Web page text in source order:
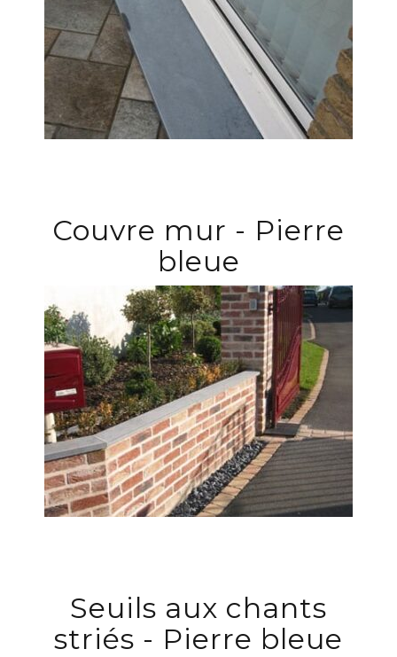
Couvre mur - Pierre
bleue
Seuils aux chants
striés - Pierre bleue